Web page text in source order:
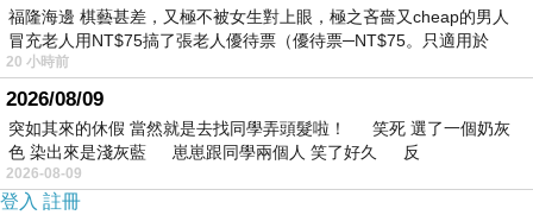
福隆海邊 棋藝甚差，又極不被女生對上眼，極之吝嗇又cheap的男人
冒充老人用NT$75搞了張老人優待票（優待票─NT$75。只適用於
20 小時前
2026/08/09
突如其來的休假 當然就是去找同學弄頭髮啦！ 笑死 選了一個奶灰
色 染出來是淺灰藍 崽崽跟同學兩個人 笑了好久 反
2026-08-09
登入 註冊